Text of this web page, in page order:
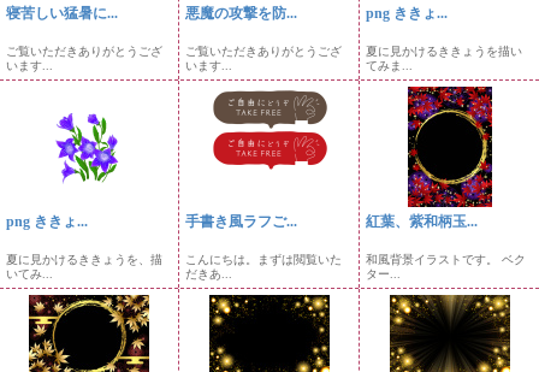
寝苦しい猛暑に...
ご覧いただきありがとうござ
います...
悪魔の攻撃を防...
ご覧いただきありがとうござ
います...
png ききょ...
夏に見かけるききょうを描い
てみま...
png ききょ...
夏に見かけるききょうを、描
いてみ...
手書き風ラフご...
こんにちは。まずは閲覧いた
だきあ...
紅葉、紫和柄玉...
和風背景イラストです。 ベク
ター...